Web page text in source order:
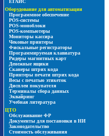
ЕГАИС
Оборудование для автоматизации
Программное обеспечение
POS-системы
POS-моноблоки
POS-компьютеры
Мониторы кассира
Чековые принтеры
Фискальные регистраторы
Программируемая клавиатура
Ридеры магнитных карт
Денежные ящики
Сканеры штрих кода
Принтеры печати штрих кода
Весы с печатью этикеток
Дисплеи покупателя
Терминалы сбора данных
Эквайринг
Учебная литература
ЦТО
Обслуживание ФР
Документы для постановки в НИ
Законодательство
Стоимость обслуживания